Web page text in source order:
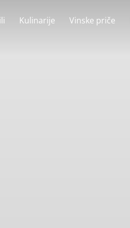
Kulinarije Vinske priče